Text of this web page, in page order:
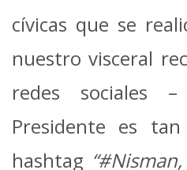
cívicas que se
nuestro visceral
redes
Presidente es
hashtag